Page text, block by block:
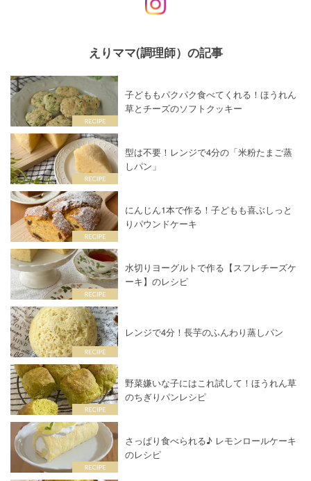
えりママ(調理師）の記事
子どももパクパク食べてくれる！ほうれん
草とチーズのソフトクッキー
型は不要！レンジで4分の「米粉たまご蒸
しパン」
にんじん1本で作る！子どもも喜ぶしっと
りパウンドケーキ
水切りヨーグルトで作る【スフレチーズケ
ーキ】のレシピ
レンジで4分！長芋のふんわり蒸しパン
野菜嫌いな子にはこれ試して！ほうれん草
のちぎりパンレシピ
さっぱり食べられる♪ レモンロールケーキ
のレシピ